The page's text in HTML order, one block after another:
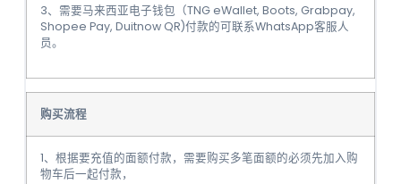
3、需要马来西亚电子钱包（TNG eWallet, Boots, Grabpay,
Shopee Pay, Duitnow QR)付款的可联系WhatsApp客服人
员。
购买流程
1、根据要充值的面额付款，需要购买多笔面额的必须先加入购
物车后一起付款，